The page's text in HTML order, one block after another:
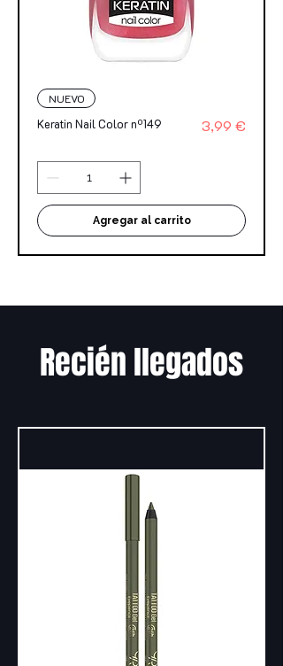
NUEVO
Keratin Nail Color nº149 Precio
3,99 €
Agregar al carrito
Recién llegados